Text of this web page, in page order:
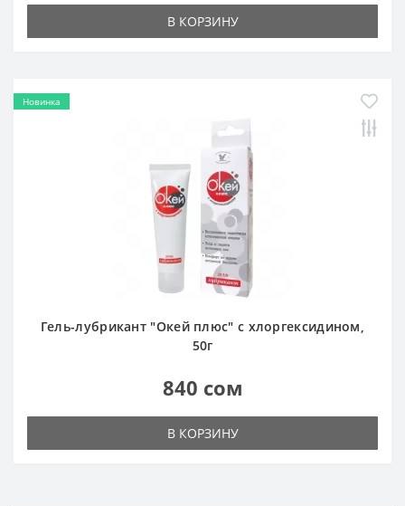
В КОРЗИНУ
Новинка
Гель-лубрикант "Окей плюс" с хлоргексидином,
50г
840 сом
В КОРЗИНУ